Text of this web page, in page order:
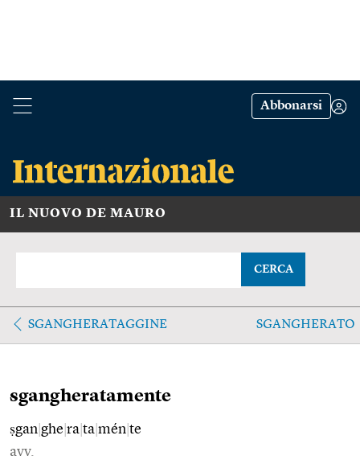
Abbonarsi
IL NUOVO DE MAURO
CERCA
SGANGHERATAGGINE SGANGHERATO
sgangheratamente
ṣgan ghe ra ta mén te
avv.